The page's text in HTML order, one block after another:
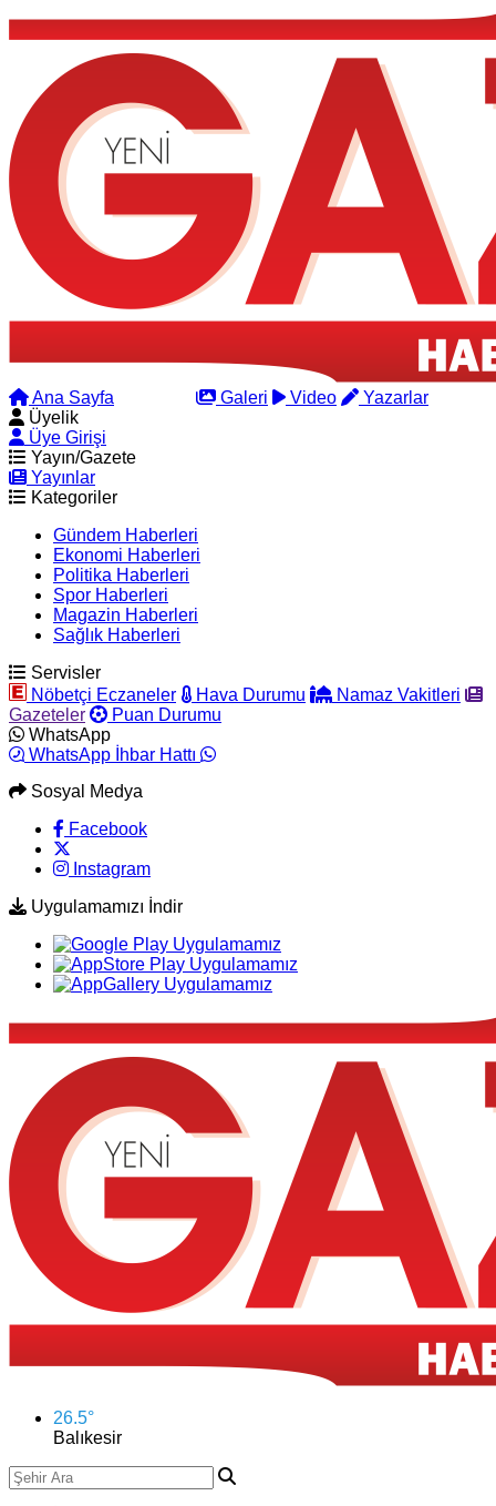
Ana Sayfa Galeri Video
Yazarlar
Üyelik
Üye Girişi
Yayın/Gazete
Yayınlar
Kategoriler
Gündem Haberleri
Ekonomi Haberleri
Politika Haberleri
Spor Haberleri
Magazin Haberleri
Sağlık Haberleri
Servisler
Nöbetçi Eczaneler
Hava Durumu
Namaz Vakitleri
Gazeteler
Puan Durumu
WhatsApp
WhatsApp İhbar Hattı
Sosyal Medya
Facebook
Instagram
Uygulamamızı İndir
26.5°
Balıkesir